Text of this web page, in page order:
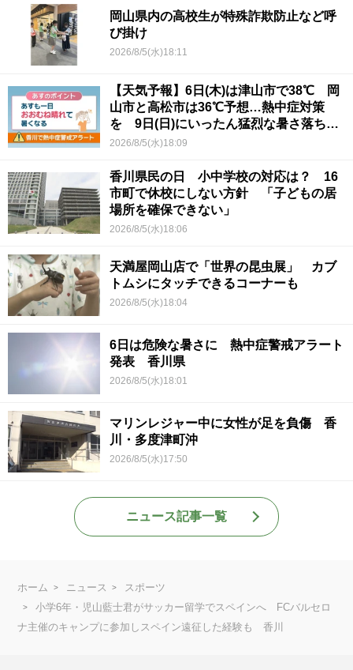
岡山県内の高校生が特殊詐欺防止など呼
び掛け
2026/8/5(水)18:11
【天気予報】6日(木)は津山市で38℃ 岡
山市と高松市は36℃予想…熱中症対策
を 9日(日)にいったん猛烈な暑さ落ち着
くか
2026/8/5(水)18:09
香川県民の日 小中学校の対応は？ 16
市町で休校にしない方針 「子どもの居
場所を確保できない」
2026/8/5(水)18:06
天満屋岡山店で「世界の昆虫展」 カブ
トムシにタッチできるコーナーも
2026/8/5(水)18:04
6日は危険な暑さに 熱中症警戒アラート
発表 香川県
2026/8/5(水)18:01
マリンレジャー中に女性が足を負傷 香
川・多度津町沖
2026/8/5(水)17:50
ニュース記事一覧
ホーム ニュース
スポーツ
小学6年・児山藍士君がサッカー留学でスペインへ FCバルセロ
ナ主催のキャンプに参加しスペイン遠征した経験も 香川